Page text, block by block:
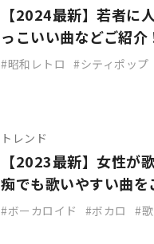
【2024最新】若者に
っこいい曲などご紹介
昭和レトロ シティポップ
トレンド
【2023最新】女性が
痴でも歌いやすい曲を
ボーカロイド ボカロ